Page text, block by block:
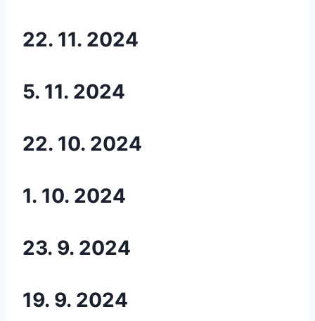
22. 11. 2024
5. 11. 2024
22. 10. 2024
1. 10. 2024
23. 9. 2024
19. 9. 2024